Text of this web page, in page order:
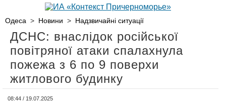
Одеса > Новини > Надзвичайні ситуації
ДСНС: внаслідок російської
повітряної атаки спалахнула
пожежа з 6 по 9 поверхи
житлового будинку
08:44 / 19.07.2025